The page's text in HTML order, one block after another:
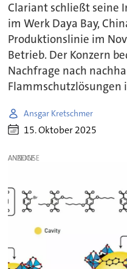
Clariant schließt seine
im Werk Daya Bay,
Produktionslinie im
Betrieb. Der Konzern
Nachfrage nach
Flammschutzlösungen
Ansgar Kretschmer
15. Oktober 2025
ANZEIGE